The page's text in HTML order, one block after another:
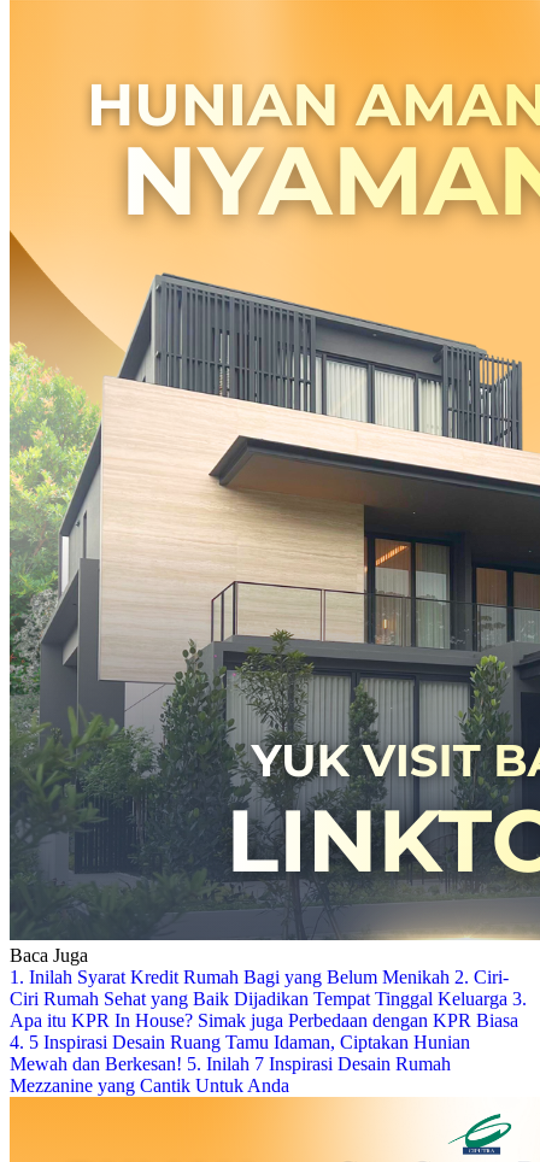
Baca Juga
1. Inilah Syarat Kredit Rumah Bagi yang Belum Menikah 2. Ciri-
Ciri Rumah Sehat yang Baik Dijadikan Tempat Tinggal Keluarga 3.
Apa itu KPR In House? Simak juga Perbedaan dengan KPR Biasa
4. 5 Inspirasi Desain Ruang Tamu Idaman, Ciptakan Hunian
Mewah dan Berkesan! 5. Inilah 7 Inspirasi Desain Rumah
Mezzanine yang Cantik Untuk Anda